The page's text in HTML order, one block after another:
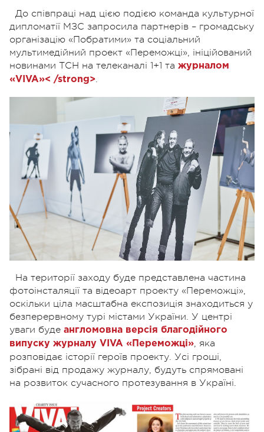
До співпраці над цією подією команда культурної
дипломатії МЗС запросила партнерів – громадську
організацію «Побратими» та соціальний
мультимедійний проект «Переможці», ініційований
новинами ТСН на телеканалі 1+1 та журналом
«VIVA»< /strong>.
На території заходу буде представлена частина
фотоінсталяції та відеоарт проекту «Переможці»,
оскільки ціла масштабна експозиція знаходиться у
безперервному турі містами України. У центрі
уваги буде англомовна версія благодійного
випуску журналу VIVA «Переможці», яка
розповідає історії героїв проекту. Усі гроші,
зібрані від продажу журналу, будуть спрямовані
на розвиток сучасного протезування в Україні.